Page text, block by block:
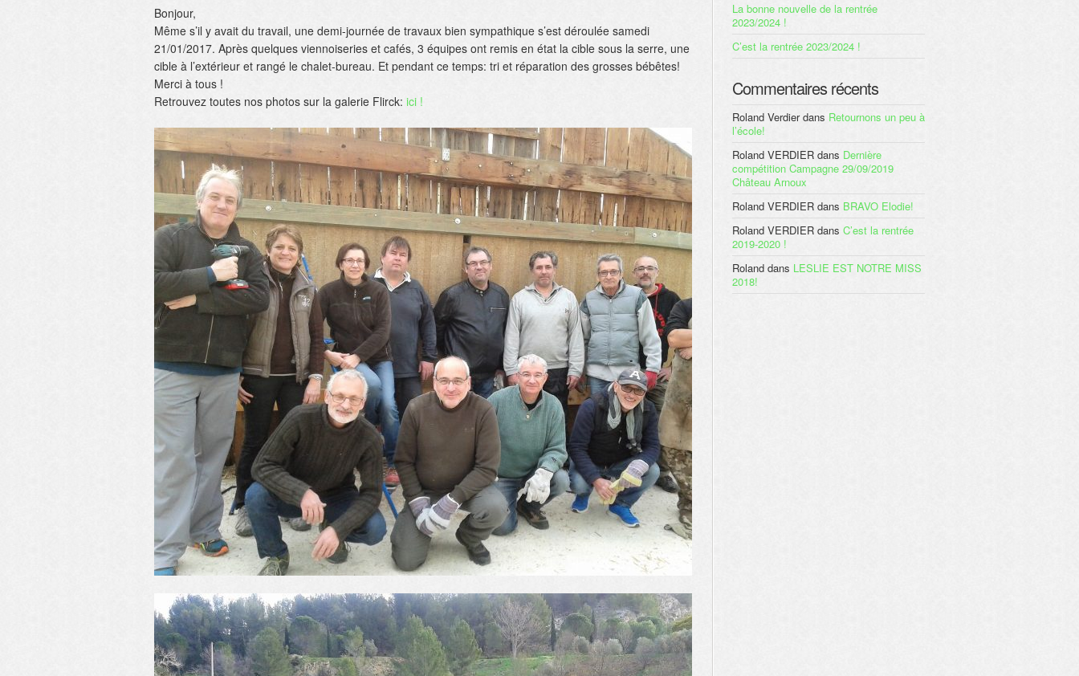
journée
travaux
de
Bonjour,
Même s’il y avait du travail, une demi-journée de travaux bien sympathique s’est déroulée samedi
21/01/2017. Après quelques viennoiseries et cafés, 3 équipes ont remis en état la cible sous la serre, une
cible à l’extérieur et rangé le chalet-bureau. Et pendant ce temps: tri et réparation des grosses bébêtes!
Merci à tous !
Retrouvez toutes nos photos sur la galerie Flirck: ici !
La bonne nouvelle de la rentrée
2023/2024 !
C’est la rentrée 2023/2024 !
Commentaires récents
Roland Verdierdans Retournons un peu à
l’école!
Roland VERDIER dans Dernière
compétition Campagne 29/09/2019
Château Arnoux
Roland VERDIER dans BRAVO Elodie!
Roland VERDIER dans C’est la rentrée
2019-2020 !
Roland dans LESLIE EST NOTRE MISS
2018!